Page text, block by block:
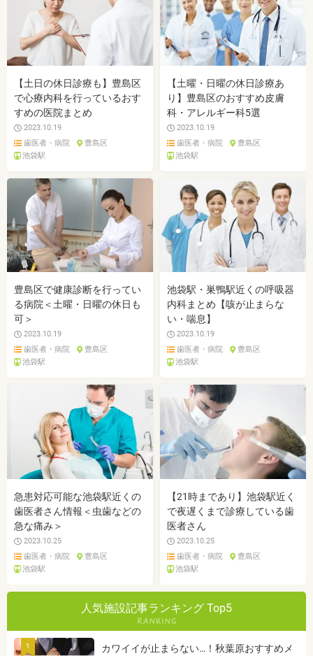
【土日の休日診療も】豊島区
で心療内科を行っているおす
すめの医院まとめ
2023.10.19
歯医者・病院
豊島区
池袋駅
【土曜・日曜の休日診療あ
り】豊島区のおすすめ皮膚
科・アレルギー科5選
2023.10.19
歯医者・病院
豊島区
池袋駅
豊島区で健康診断を行ってい
る病院＜土曜・日曜の休日も
可＞
2023.10.19
歯医者・病院
豊島区
池袋駅
池袋駅・巣鴨駅近くの呼吸器
内科まとめ【咳が止まらな
い・喘息】
2023.10.19
歯医者・病院
豊島区
池袋駅
急患対応可能な池袋駅近くの
歯医者さん情報＜虫歯などの
急な痛み＞
2023.10.25
歯医者・病院
豊島区
池袋駅
【21時まであり】池袋駅近く
で夜遅くまで診療している歯
医者さん
2023.10.25
歯医者・病院
豊島区
池袋駅
人気施設記事ランキング Top5
1
カワイイが止まらない…！秋葉原おすすめメ